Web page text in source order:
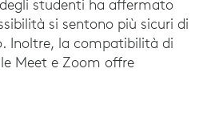
studenti ha affermato
si sentono più sicuri di
Inoltre, la compatibilità di
Meet e Zoom offre